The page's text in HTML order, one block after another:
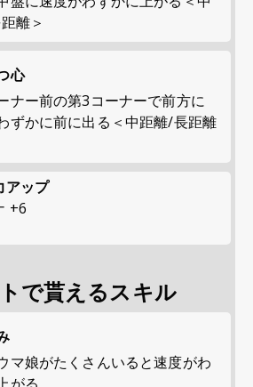
離＞
心
ナー前の第3コーナーで前方に
ずかに前に出る＜中距離/長距離
アップ
+6
で貰えるスキル
マ娘がたくさんいると速度がわ